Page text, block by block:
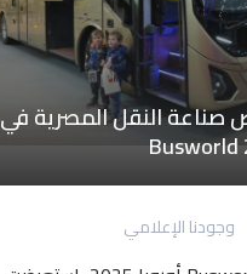
النقل المصرية في
وجودنا الإعلامي